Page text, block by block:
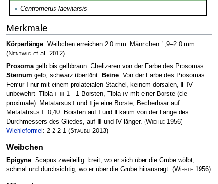
Centromerus laevitarsis
Merkmale
Körperlänge: Weibchen erreichen 2,0 mm, Männchen 1,9–2.0 mm
(Nentwiget al. 2012).
Prosomagelb bis gelbbraun. Chelizeren von der Farbe des Prosomas.
Sternum gelb, schwarz übertönt. Beine: Von der Farbe des Prosomas.
Femur Ⅰ nur mit einem prolateralen Stachel, keinem dorsalen, Ⅱ–Ⅳ
unbewehrt. Tibia Ⅰ–Ⅲ 1—1 Borsten, Tibia Ⅳ mit einer Borste (die
proximale). Metatarsus Ⅰ und Ⅱ je eine Borste, Becherhaar auf
Metatatrsus Ⅰ: 0,40. Borsten auf Ⅰ und Ⅱ kaum von der Länge des
Durchmessers des Gliedes, auf Ⅲ und Ⅳ länger. (Wiehle1956)
Wiehleformel : 2-2-2-1 (Stäubli 2013).
Weibchen
Epigyne: Scapus zweiteilig: breit, wo er sich über die Grube wölbt,
schmal und durchsichtig, wo er über die Grube hinausragt. (Wiehle1956)